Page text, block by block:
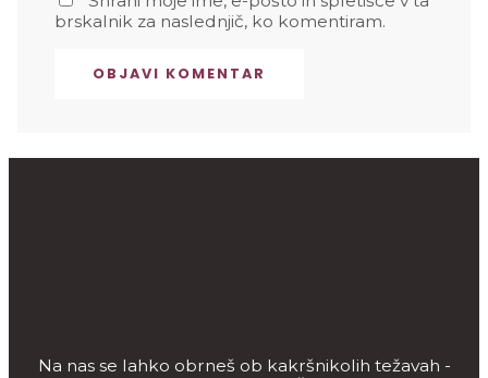
brskalnik za naslednjič, ko komentiram.
Na nas se lahko obrneš ob kakršnikolih težavah -